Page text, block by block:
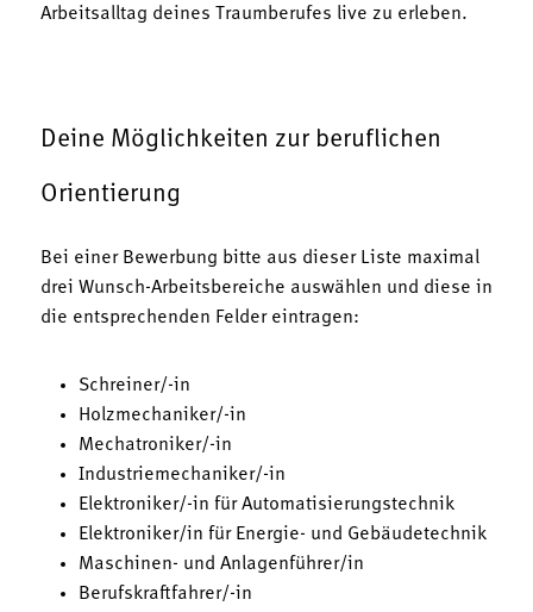
Arbeitsalltag deines Traumberufes live zu erleben.
Deine Möglichkeiten zur beruflichen
Orientierung
Bei einer Bewerbung bitte aus dieser Liste maximal
drei Wunsch-Arbeitsbereiche auswählen und diese in
die entsprechenden Felder eintragen:
Schreiner/-in
Holzmechaniker/-in
Mechatroniker/-in
Industriemechaniker/-in
Elektroniker/-in für Automatisierungstechnik
Elektroniker/in für Energie- und Gebäudetechnik
Maschinen- und Anlagenführer/in
Berufskraftfahrer/-in